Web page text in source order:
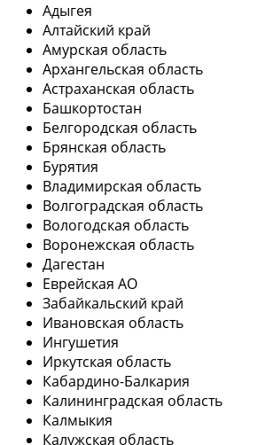
Адыгея
Алтайский край
Амурская область
Архангельская область
Астраханская область
Башкортостан
Белгородская область
Брянская область
Бурятия
Владимирская область
Волгоградская область
Вологодская область
Воронежская область
Дагестан
Еврейская АО
Забайкальский край
Ивановская область
Ингушетия
Иркутская область
Кабардино-Балкария
Калининградская область
Калмыкия
Калужская область